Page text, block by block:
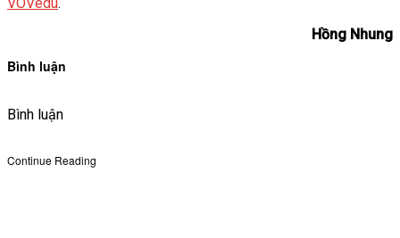
Hồng Nhung
Bình luận
Bình luận
Continue Reading